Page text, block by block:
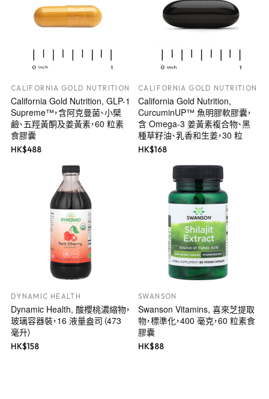
CALIFORNIA GOLD NUTRITION
California Gold Nutrition, GLP-1
Supreme™，含阿克曼菌、小檗
鹼、五羥黃酮及姜黃素，60 粒素
食膠囊
HK$488
CALIFORNIA GOLD NUTRITION
California Gold Nutrition,
CurcuminUP™ 魚明膠軟膠囊，
含 Omega-3 姜黃素複合物、黑
種草籽油、乳香和生姜，30 粒
HK$168
DYNAMIC HEALTH
Dynamic Health, 酸櫻桃濃縮物，
玻璃容器裝，16 液量盎司（473
毫升）
HK$158
SWANSON
Swanson Vitamins, 喜來芝提取
物，標準化，400 毫克，60 粒素食
膠囊
HK$88